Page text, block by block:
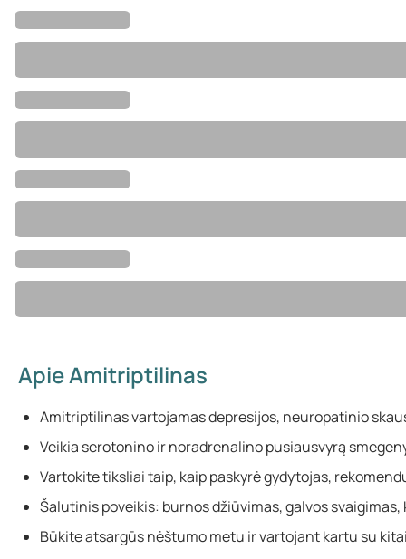
Apie Amitriptilinas
Amitriptilinas vartojamas depresijos, neuropatinio
Veikia serotonino ir noradrenalino pusiausvyrą
Vartokite tiksliai taip, kaip paskyrė gydytojas,
Šalutinis poveikis: burnos džiūvimas, galvos
Būkite atsargūs nėštumo metu ir vartojant kartu su